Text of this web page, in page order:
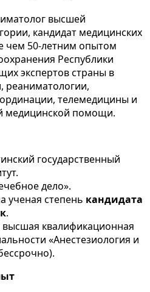
высшей
кандидат медицинских
чем 50-летним опытом
Республики
экспертов страны в
реаниматологии,
телемедицины и
медицинской помощи.
государственный
дело».
ученая степень кандидата
.
высшая квалификационная
«Анестезиология и